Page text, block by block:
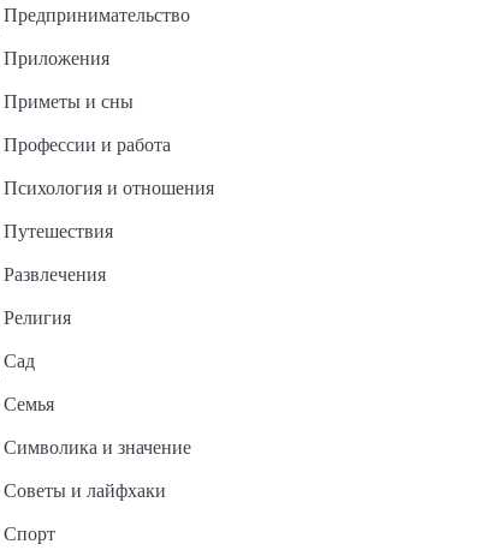
Предпринимательство
Приложения
Приметы и сны
Профессии и работа
Психология и отношения
Путешествия
Развлечения
Религия
Сад
Семья
Символика и значение
Советы и лайфхаки
Спорт